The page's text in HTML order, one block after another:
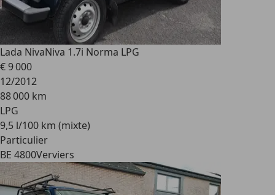
Lada NivaNiva 1.7i Norma LPG
€ 9 000
12/2012
88 000 km
LPG
9,5 l/100 km (mixte)
Particulier
BE 4800Verviers